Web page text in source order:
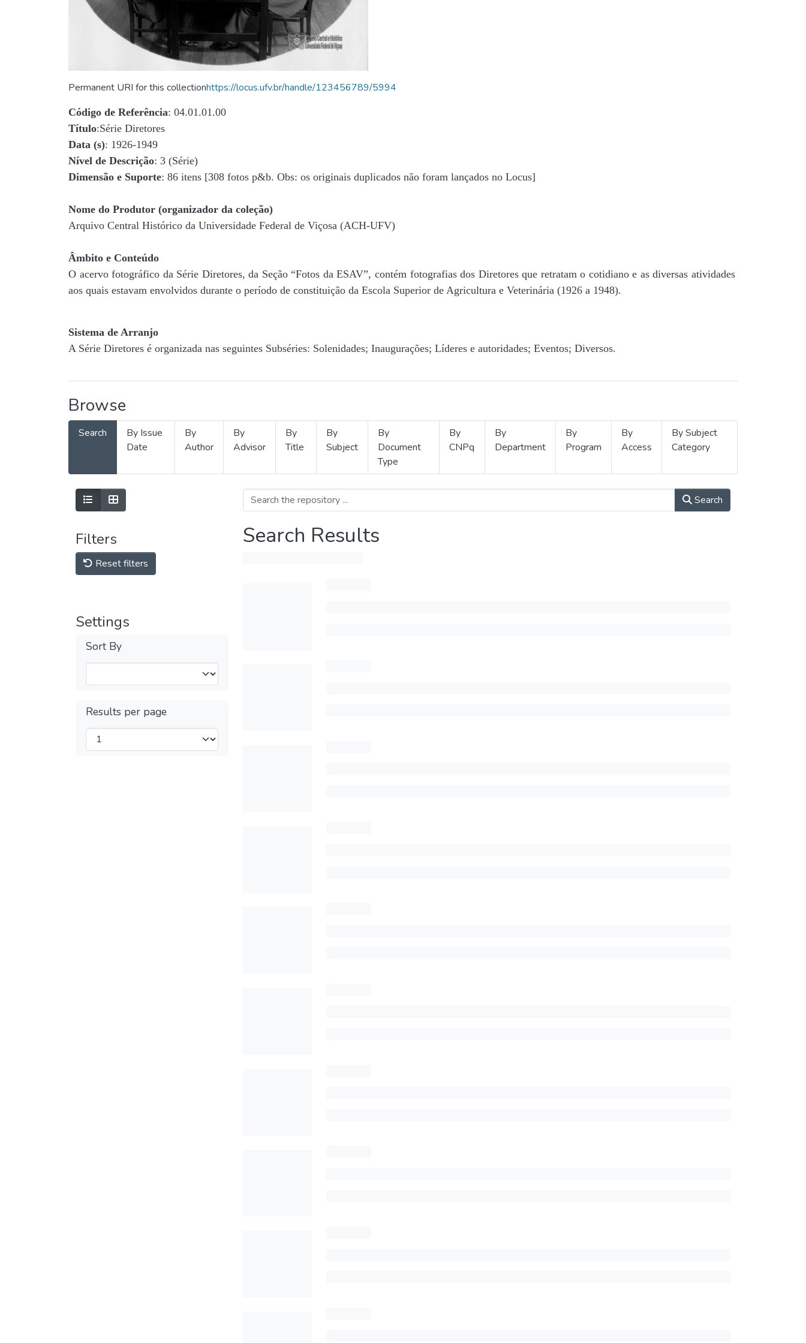
Permanent URI for this collectionhttps://locus.ufv.br/handle/123456789/5994
Código de Referência: 04.01.01.00
Título:Série Diretores
Data (s): 1926-1949
Nível de Descrição: 3 (Série)
Dimensão e Suporte: 86 itens [308 fotos p&b. Obs: os originais duplicados não foram lançados no Locus]
Nome do Produtor (organizador da coleção)
Arquivo Central Histórico da Universidade Federal de Viçosa (ACH-UFV)
Âmbito e Conteúdo
O acervo fotográfico da Série Diretores, da Seção “Fotos da ESAV”, contém fotografias dos Diretores que retratam o cotidiano e as diversas atividades
aos quais estavam envolvidos durante o período de constituição da Escola Superior de Agricultura e Veterinária (1926 a 1948).
Sistema de Arranjo
A Série Diretores é organizada nas seguintes Subséries: Solenidades; Inaugurações; Líderes e autoridades; Eventos; Diversos.
Browse
Search
By Issue
Date
By
Author
By
Advisor
By
Title
By
Subject
By
Document
Type
By
CNPq
By
Department
By
Program
By
Access
By Subject
Category
Filters
Reset filters
Settings
Sort By
Results per page
Search
Search Results